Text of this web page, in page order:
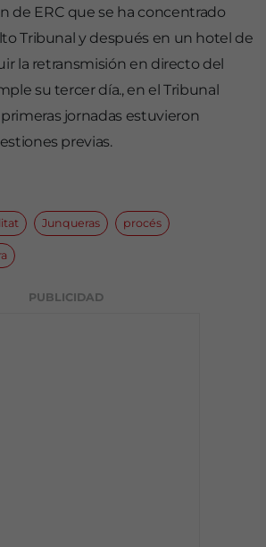
de ERC que se ha concentrado
Tribunal y después en un hotel de
la retransmisión en directo del
su tercer día., en el Tribunal
jornadas estuvieron
previas.
Junqueras procés
PUBLICIDAD